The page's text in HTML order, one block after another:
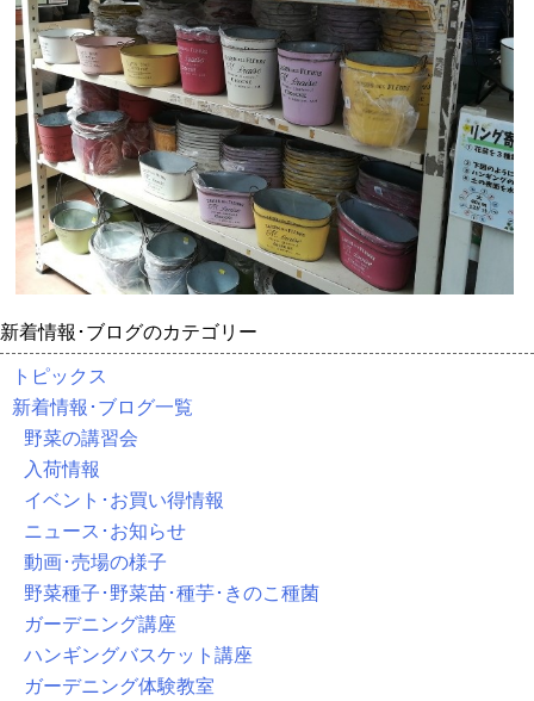
新着情報･ブログのカテゴリー
トピックス
新着情報･ブログ一覧
野菜の講習会
入荷情報
イベント･お買い得情報
ニュース･お知らせ
動画･売場の様子
野菜種子･野菜苗･種芋･きのこ種菌
ガーデニング講座
ハンギングバスケット講座
ガーデニング体験教室